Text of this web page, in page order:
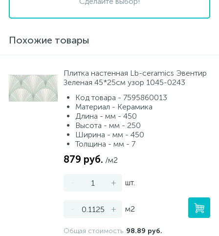
Похожие товары
Плитка настенная Lb-ceramics Эвентир
Зеленая 45*25см узор 1045-0243
Код товара - 7595860013
Материал - Керамика
Длина - мм - 450
Высота - мм - 250
Ширина - мм - 450
Толщина - мм - 7
879 руб. /м2
- + шт.
- + м2
Общая стоимость 98.89 руб.